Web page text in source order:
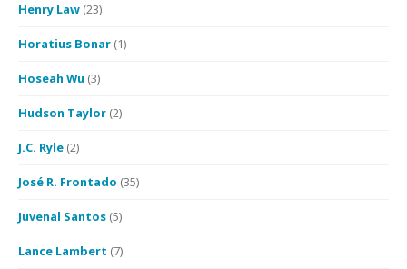
Henry Law (23)
Horatius Bonar (1)
Hoseah Wu (3)
Hudson Taylor (2)
J.C. Ryle (2)
José R. Frontado (35)
Juvenal Santos (5)
Lance Lambert (7)